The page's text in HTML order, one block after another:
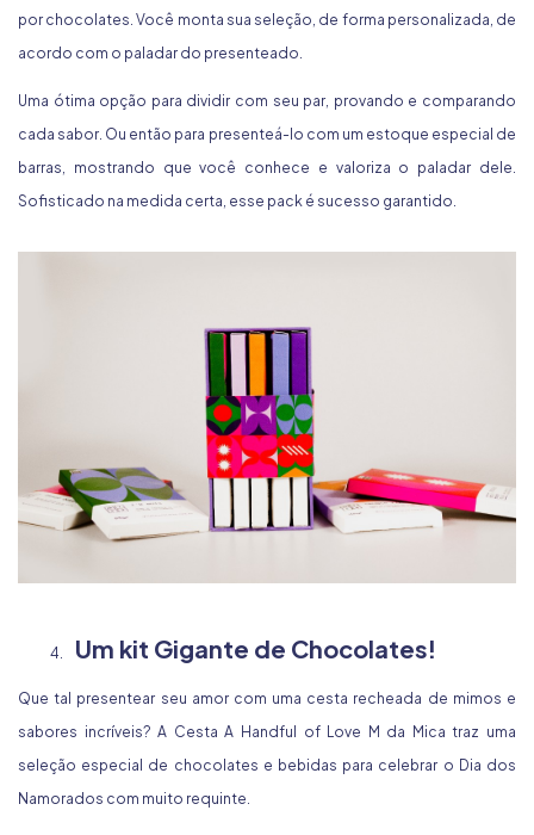
por chocolates. Você monta sua seleção, de forma personalizada, de
acordo com o paladar do presenteado.
Uma ótima opção para dividir com seu par, provando e comparando
cada sabor. Ou então para presenteá-lo com um estoque especial de
barras, mostrando que você conhece e valoriza o paladar dele.
Sofisticado na medida certa, esse pack é sucesso garantido.
Um kit Gigante de Chocolates!
Que tal presentear seu amor com uma cesta recheada de mimos e
sabores incríveis? A Cesta A Handful of Love M da Mica traz uma
seleção especial de chocolates e bebidas para celebrar o Dia dos
Namorados com muito requinte.